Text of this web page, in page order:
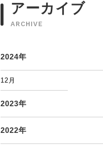
アーカイブ
ARCHIVE
2024年
12月
2023年
2022年